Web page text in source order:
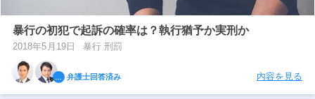
暴行の初犯で起訴の確率は？執行猶予か実刑か
2018年5月19日 暴行 刑罰
弁護士回答済み 内容を見る